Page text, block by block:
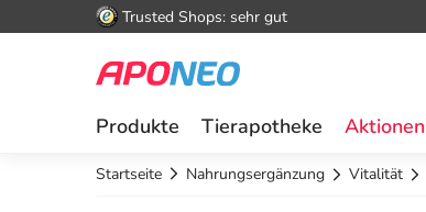
Trusted Shops: sehr gut
Produkte Tierapotheke Aktionen
Startseite Nahrungsergänzung Vitalität